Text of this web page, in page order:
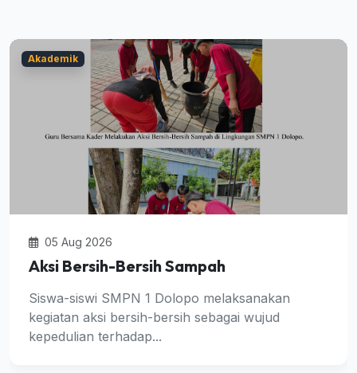
Akademik
05 Aug 2026
Aksi Bersih-Bersih Sampah
Siswa-siswi SMPN 1 Dolopo melaksanakan
kegiatan aksi bersih-bersih sebagai wujud
kepedulian terhadap...